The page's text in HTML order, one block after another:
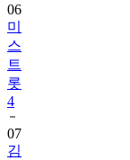
06
미
스
트
롯
4
07
김